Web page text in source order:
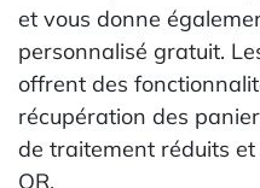
et vous donne
personnalisé gratuit.
offrent des
récupération des
de traitement réduits
QR.